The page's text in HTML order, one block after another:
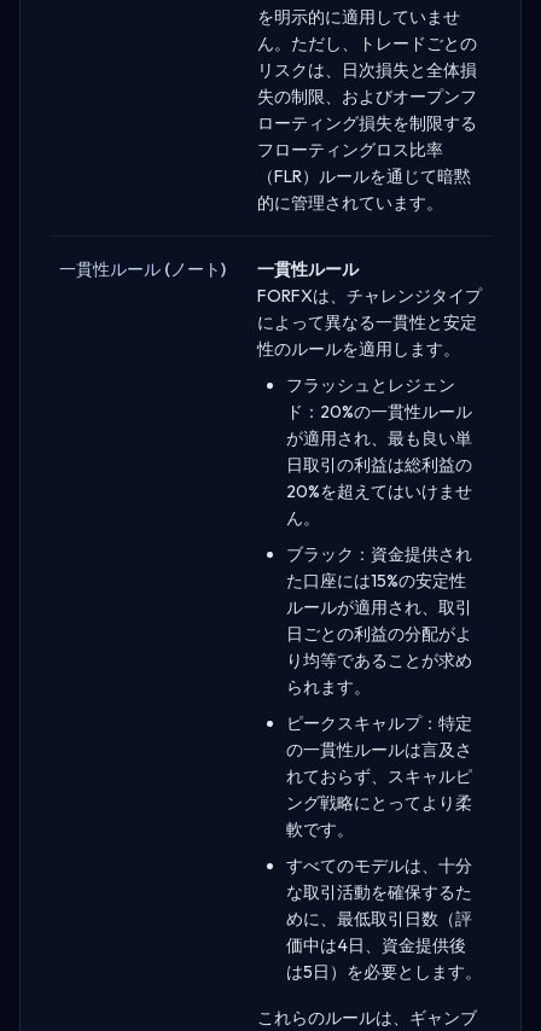
を明示的に適用していませ
ん。ただし、トレードごとの
リスクは、日次損失と全体損
失の制限、およびオープンフ
ローティング損失を制限する
フローティングロス比率
（FLR）ルールを通じて暗黙
的に管理されています。
一貫性ルール (ノート)
一貫性ルール
FORFXは、チャレンジタイプ
によって異なる一貫性と安定
性のルールを適用します。
フラッシュとレジェン
ド：20%の一貫性ルール
が適用され、最も良い単
日取引の利益は総利益の
20%を超えてはいけませ
ん。
ブラック：資金提供され
た口座には15%の安定性
ルールが適用され、取引
日ごとの利益の分配がよ
り均等であることが求め
られます。
ピークスキャルプ：特定
の一貫性ルールは言及さ
れておらず、スキャルピ
ング戦略にとってより柔
軟です。
すべてのモデルは、十分
な取引活動を確保するた
めに、最低取引日数（評
価中は4日、資金提供後
は5日）を必要とします。
これらのルールは、ギャンブ